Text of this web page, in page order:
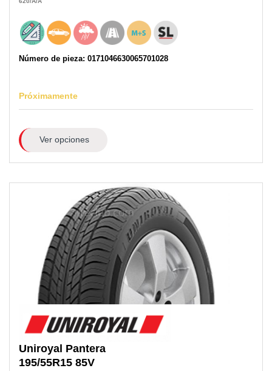
Número de pieza: 0171046630065701028
Próximamente
Ver opciones
Uniroyal Pantera
195/55R15 85V